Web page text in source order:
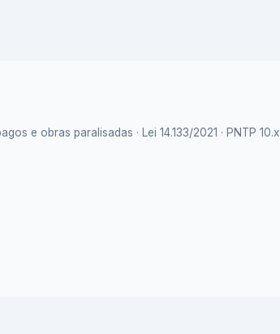
e obras paralisadas · Lei 14.133/2021 · PNTP 10.x